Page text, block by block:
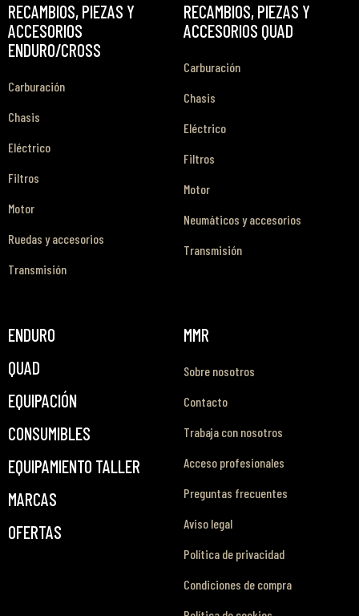
RECAMBIOS, PIEZAS Y
ACCESORIOS
ENDURO/CROSS
Carburación
Chasis
Eléctrico
Filtros
Motor
Ruedas y accesorios
Transmisión
RECAMBIOS, PIEZAS Y
ACCESORIOS QUAD
Carburación
Chasis
Eléctrico
Filtros
Motor
Neumáticos y accesorios
Transmisión
ENDURO
QUAD
EQUIPACIÓN
CONSUMIBLES
EQUIPAMIENTO TALLER
MARCAS
OFERTAS
MMR
Sobre nosotros
Contacto
Trabaja con nosotros
Acceso profesionales
Preguntas frecuentes
Aviso legal
Política de privacidad
Condiciones de compra